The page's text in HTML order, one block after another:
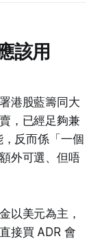
該用
港股藍籌同大
，已經足夠兼
反而係「一個
外可選、但唔
以美元為主，
接買 ADR 會